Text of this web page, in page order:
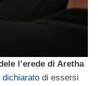
l’erede di Aretha
dichiarato di essersi